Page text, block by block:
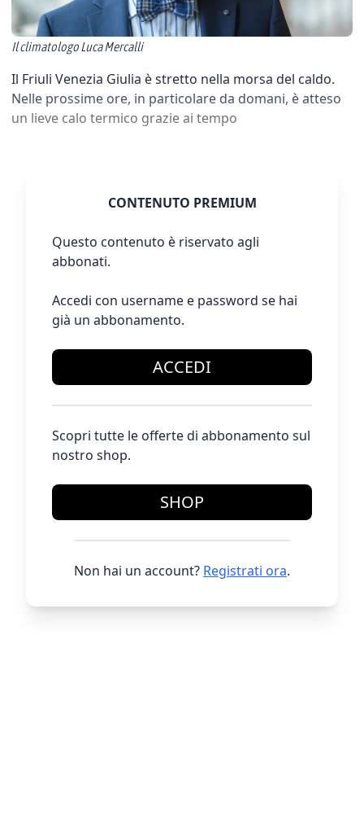
Il climatologo Luca Mercalli
Il Friuli Venezia Giulia è stretto nella morsa del caldo.
Nelle prossime ore, in particolare da domani, è atteso
un lieve calo termico grazie ai tempo
CONTENUTO PREMIUM
Questo contenuto è riservato agli
abbonati.
Accedi con username e password se hai
già un abbonamento.
ACCEDI
Scopri tutte le offerte di abbonamento sul
nostro shop.
SHOP
Non hai un account? Registrati ora.